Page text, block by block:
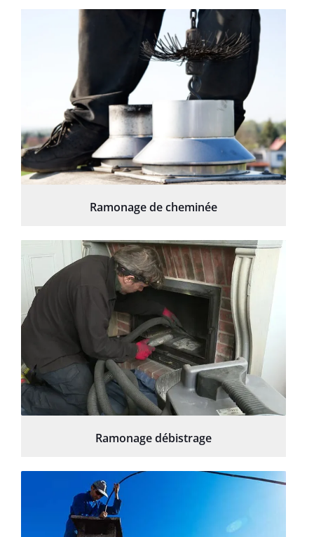
Ramonage de cheminée
Ramonage débistrage